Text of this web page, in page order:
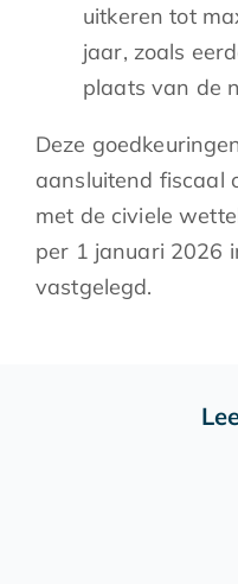
uitkeren tot
jaar, zoals
plaats van de
Deze
aansluitend fiscaal
met de civiele
per 1 januari 2026
vastgelegd.